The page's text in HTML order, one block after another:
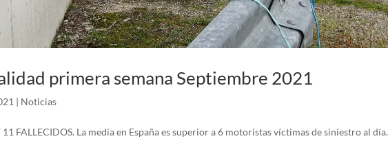
primera semana Septiembre 2021
| Noticias
11 FALLECIDOS. La media en España es superior a 6 motoristas víctimas de siniestro al día.